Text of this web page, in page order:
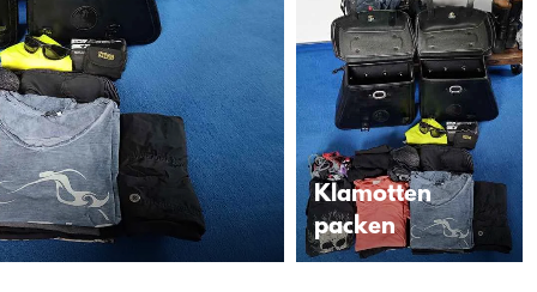
Klamotten
packen